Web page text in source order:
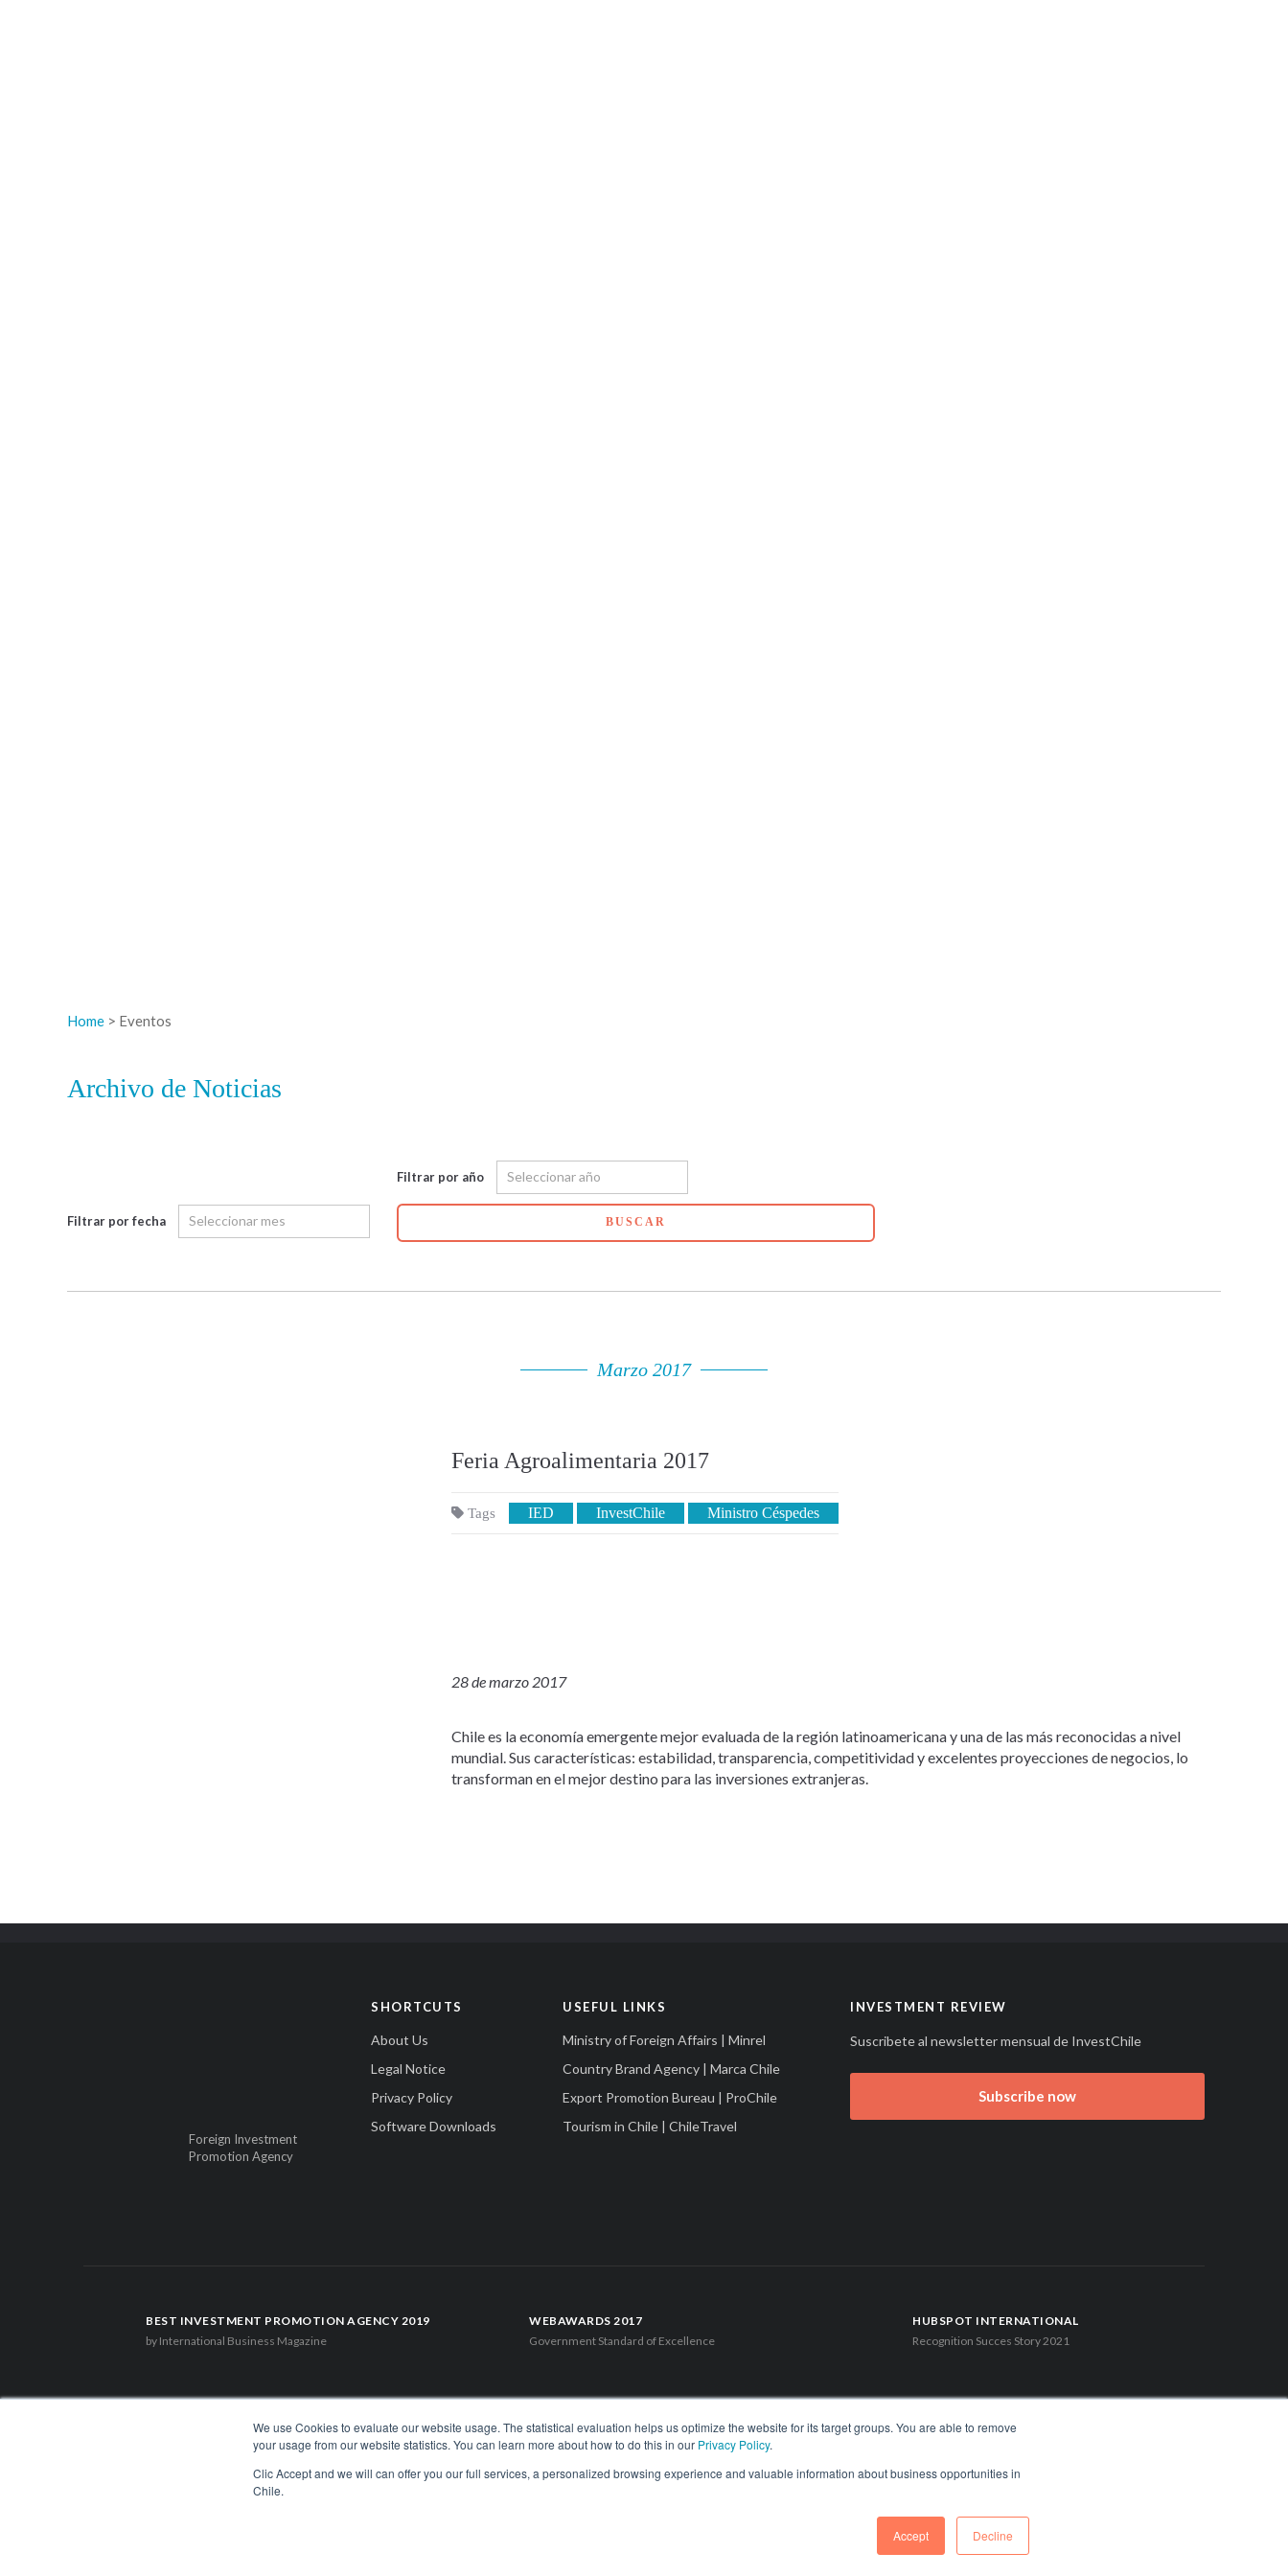
We use Cookies to evaluate our website usage. The statistical evaluation helps us optimize the website for its target groups. You are able to remove
your usage from our website statistics. You can learn more about how to do this in our Privacy Policy.
Clic Accept and we will can offer you our full services, a personalized browsing experience and valuable information about business opportunities in
Chile.
Accept Decline
Home > Eventos
Archivo de Noticias
Filtrar por fecha
Filtrar por año
BUSCAR
Marzo 2017
Feria Agroalimentaria 2017
Tags IED InvestChile Ministro Céspedes
28 de marzo 2017
Chile es la economía emergente mejor evaluada de la región latinoamericana y una de las más reconocidas a nivel
mundial. Sus características: estabilidad, transparencia, competitividad y excelentes proyecciones de negocios, lo
transforman en el mejor destino para las inversiones extranjeras.
Foreign Investment
Promotion Agency
SHORTCUTS
About Us
Legal Notice
Privacy Policy
Software Downloads
USEFUL LINKS
Ministry of Foreign Affairs | Minrel
Country Brand Agency | Marca Chile
Export Promotion Bureau | ProChile
Tourism in Chile | ChileTravel
INVESTMENT REVIEW
Suscribete al newsletter mensual de InvestChile
Subscribe now
BEST INVESTMENT PROMOTION AGENCY 2019
by International Business Magazine
WEBAWARDS 2017
Government Standard of Excellence
HUBSPOT INTERNATIONAL
Recognition Succes Story 2021
1.449 Libertador Bernardo O'Higgins Avenue, Tower 7, 15th Floor. Santiago, Chile.